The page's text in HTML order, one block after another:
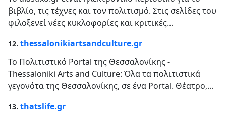
βιβλίο, τις τέχνες και τον πολιτισμό. Στις σελίδες του
φιλοξενεί νέες κυκλοφορίες και κριτικές...
12. thessalonikiartsandculture.gr
Το Πολιτιστικό Portal της Θεσσαλονίκης -
Thessaloniki Arts and Culture: Όλα τα πολιτιστικά
γεγονότα της Θεσσαλονίκης, σε ένα Portal. Θέατρο,...
13. thatslife.gr